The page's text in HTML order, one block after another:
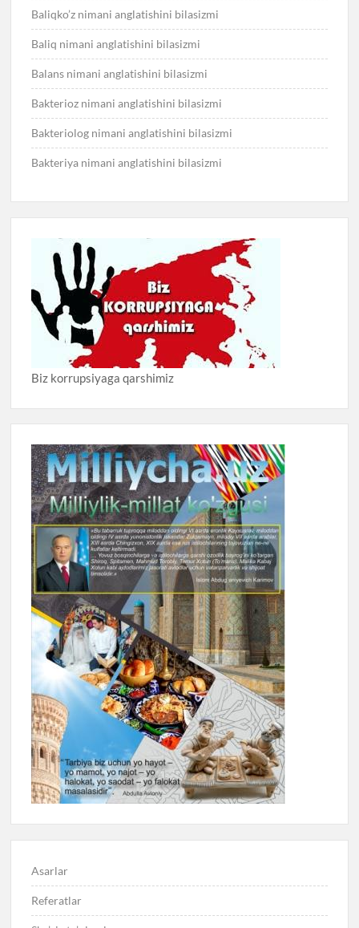
Baliqko’z nimani anglatishini bilasizmi
Baliq nimani anglatishini bilasizmi
Balans nimani anglatishini bilasizmi
Bakterioz nimani anglatishini bilasizmi
Bakteriolog nimani anglatishini bilasizmi
Bakteriya nimani anglatishini bilasizmi
Biz korrupsiyaga qarshimiz
Asarlar
Referatlar